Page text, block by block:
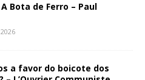
Bota de Ferro – Paul
a favor do boicote dos